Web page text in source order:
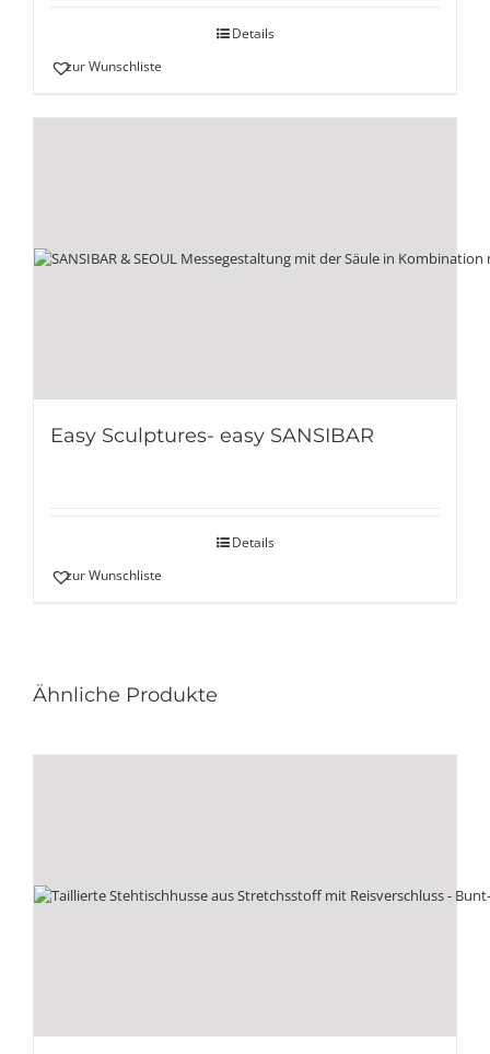
Details
zur Wunschliste
Easy Sculptures- easy SANSIBAR
Details
zur Wunschliste
Ähnliche Produkte